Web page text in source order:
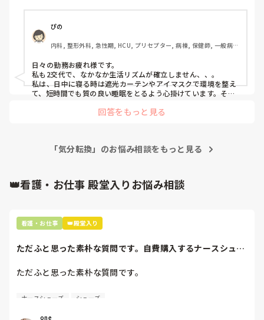
ぴの
内科, 整形外科, 急性期, HCU, プリセプター, 病棟, 保健師, 一般病
日々の勤務お疲れ様です。
私も2交代で、なかなか生活リズムが確立しません、、。
私は、日中に寝る時は遮光カーテンやアイマスクで環境を整え
て、短時間でも質の良い睡眠をとるよう心掛けています。その
でゆっくり温まったりしてリフレッシュしています！
回答をもっと見る
「気分転換」のお悩み相談をもっと見る
👑看護・お仕事 殿堂入りお悩み相談
看護・お仕事 👑殿堂入り
ただふと思った素朴な質問です。自費購入するナースシュー
ただふと思った素朴な質問です。
自費購入するナースシューズ(職場で使用してる靴)っていく
ナースシューズ シューズ
one